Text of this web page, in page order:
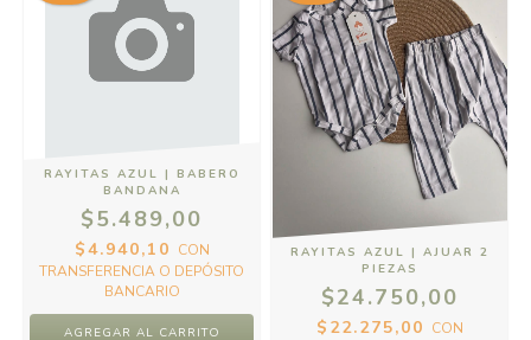
RAYITAS AZUL | BABERO
BANDANA
$5.489,00
$4.940,10 CON
TRANSFERENCIA O DEPÓSITO
BANCARIO
RAYITAS AZUL | AJUAR 2
PIEZAS
$24.750,00
$22.275,00 CON